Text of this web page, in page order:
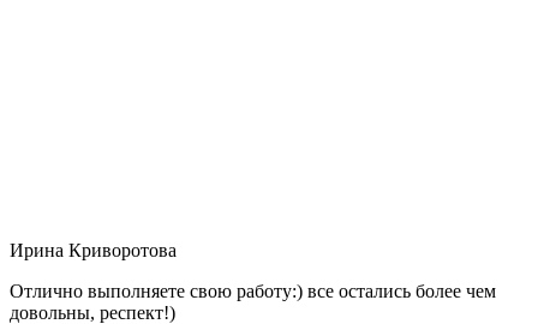
Ирина Криворотова
Отлично выполняете свою работу:) все остались более чем
довольны, респект!)